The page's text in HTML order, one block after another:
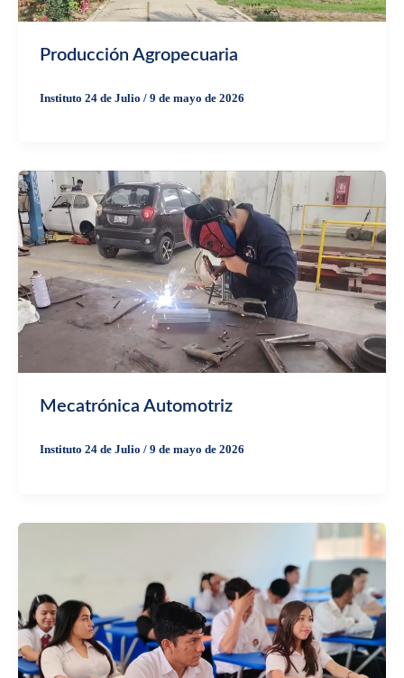
Producción Agropecuaria
Instituto 24 de Julio / 9 de mayo de 2026
Mecatrónica Automotriz
Instituto 24 de Julio / 9 de mayo de 2026